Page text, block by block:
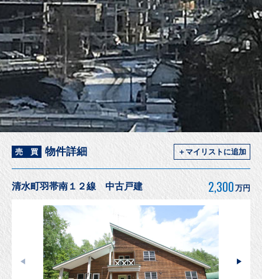
売 買 物件詳細 ＋マイリストに追加
清水町羽帯南１２線 中古戸建 2,300 万円